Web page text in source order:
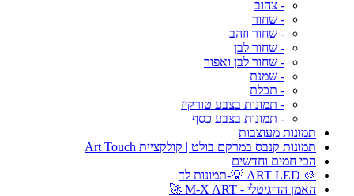
- צהוב
- שחור
- שחור וזהב
- שחור לבן
- שחור לבן ואפור
- שמנת
- תכלת
- תמונות בצבע טורקיז
- תמונות בצבע כסף
תמונות מעוצבות
תמונות קנבס במרקם בולט | קולקציית Art Touch
הכי חמים וחדשים
🎨 ART LED 💡-תמונות לד
האמן הדיגיטלי - M-X ART 🚀